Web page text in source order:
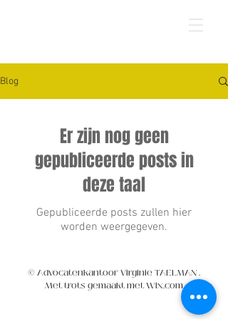
Blog
Er zijn nog geen
gepubliceerde posts in
deze taal
Gepubliceerde posts zullen hier
worden weergegeven.
© Advocatenkantoor Virginie TAELMAN.
Met trots gemaakt met Wix.com